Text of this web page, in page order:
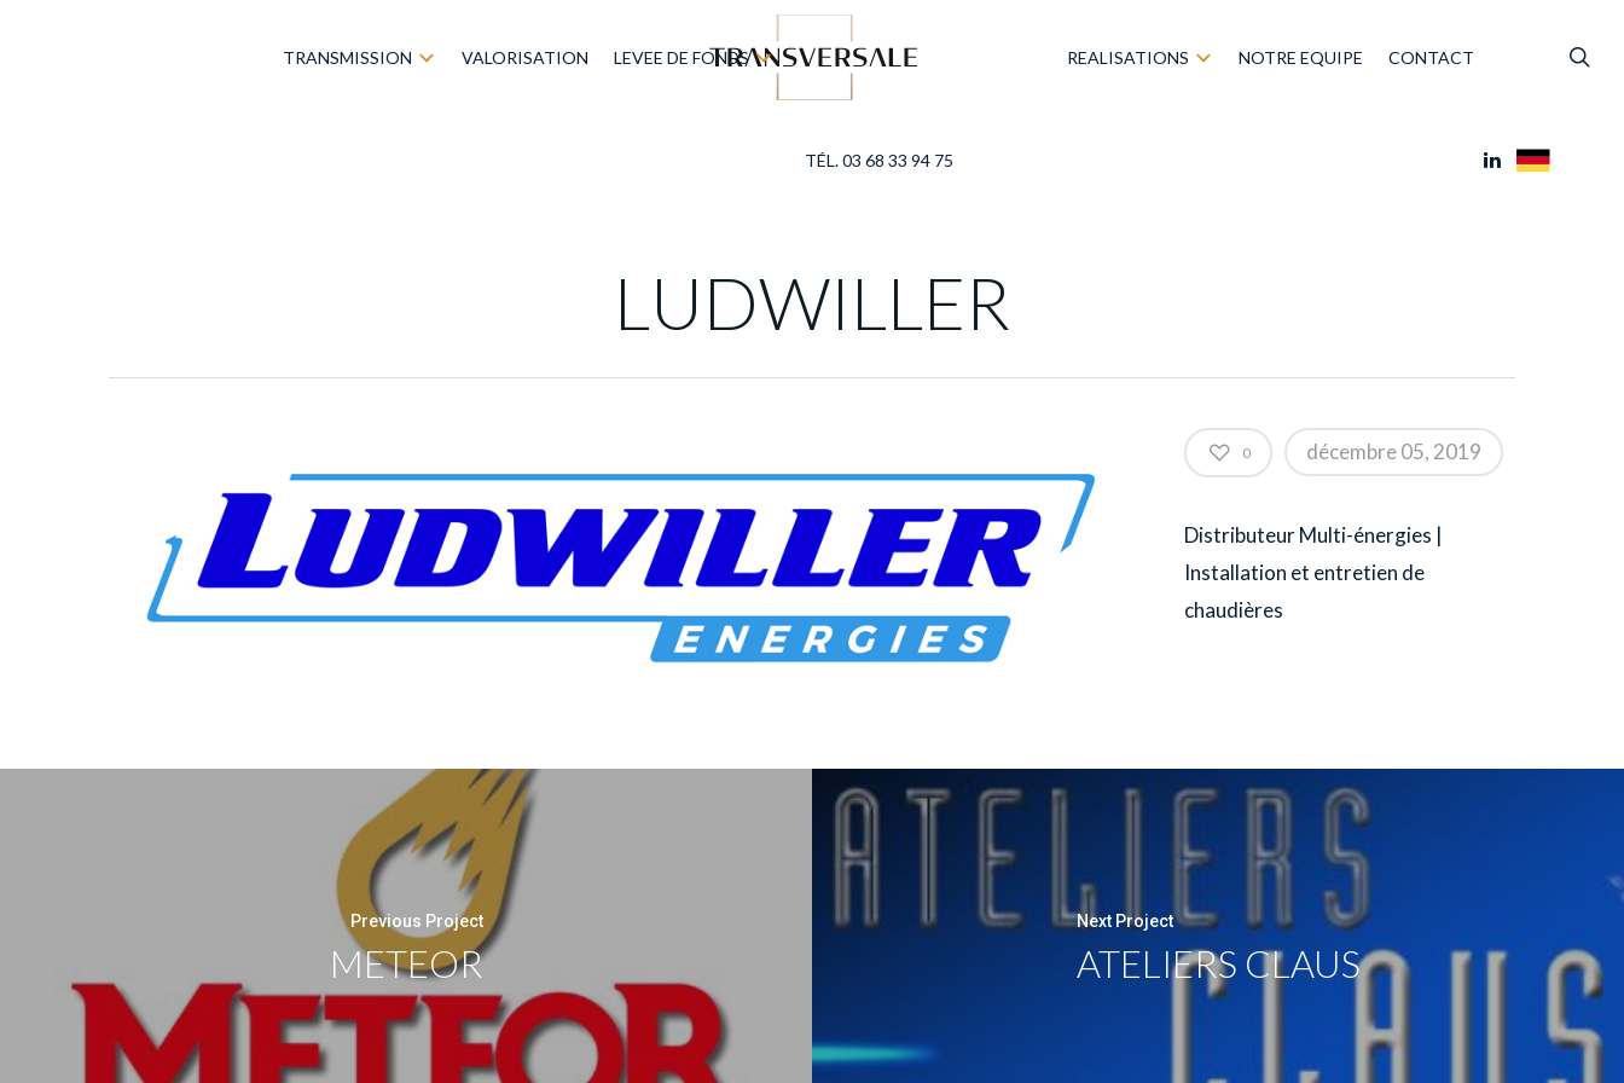
TRANSMISSION VALORISATION LEVEE DE FONDS REALISATIONS NOTRE EQUIPE CONTACT
TÉL. 03 68 33 94 75
LUDWILLER
0 décembre 05, 2019
Distributeur Multi-énergies |
Installation et entretien de
chaudières
Previous Project
METEOR
Next Project
ATELIERS CLAUS